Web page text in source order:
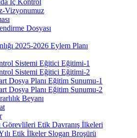
Vizyonumuz
Dosyası
2025-2026 Eylem Planı
Sistemi Eğitici Eğitimi-1
Sistemi Eğitici Eğitimi-2
Dosya Planı Eğitim Sunumu-1
Dosya Planı Eğitim Sunumu-2
Beyanı
Görevlileri Etik Davranış İlkeleri
Etik İlkeler Slogan Broşürü